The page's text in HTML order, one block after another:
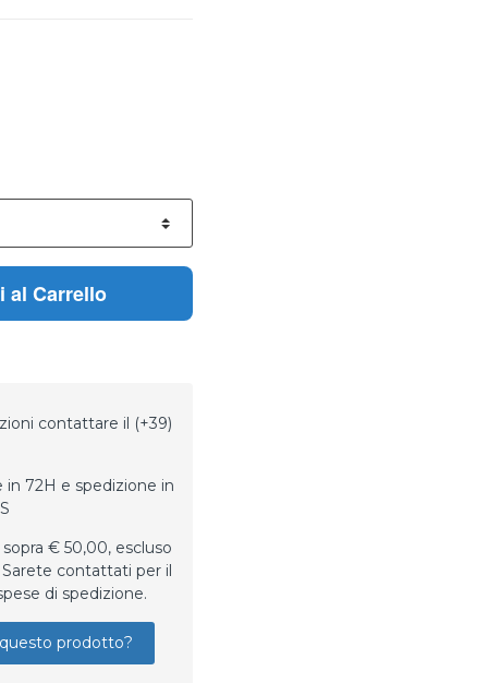
Carrello
contattare il (+39)
72H e spedizione in
€ 50,00, escluso
contattati per il
di spedizione.
prodotto?